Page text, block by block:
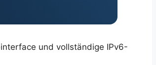
und vollständige IPv6-